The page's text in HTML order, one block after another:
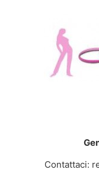
Contattaci: